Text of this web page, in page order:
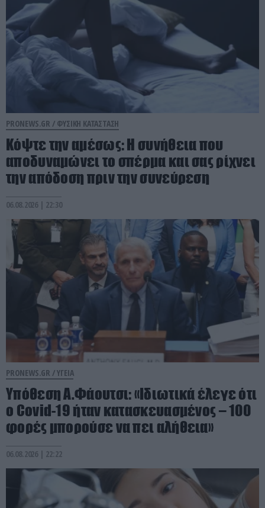
PRONEWS.GR / ΦΥΣΙΚΗ ΚΑΤΑΣΤΑΣΗ
Κόψτε την αμέσως: H συνήθεια που
αποδυναμώνει το σπέρμα και σας ρίχνει
την απόδοση πριν την συνεύρεση
06.08.2026 | 22:30
PRONEWS.GR /ΥΓΕΙΑ
Υπόθεση Α.Φάουτσι: «Ιδιωτικά έλεγε ότι
ο Covid-19 ήταν κατασκευασμένος – 100
φορές μπορούσε να πει αλήθεια»
06.08.2026 | 22:22